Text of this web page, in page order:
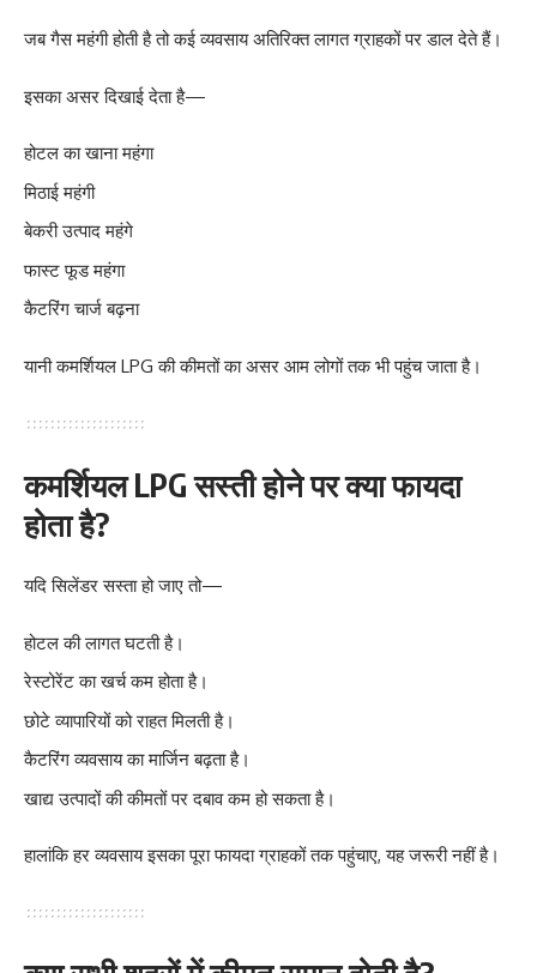
जब गैस महंगी होती है तो कई व्यवसाय अतिरिक्त लागत ग्राहकों पर डाल देते हैं।
इसका असर दिखाई देता है—
होटल का खाना महंगा
मिठाई महंगी
बेकरी उत्पाद महंगे
फास्ट फूड महंगा
कैटरिंग चार्ज बढ़ना
यानी कमर्शियल LPG की कीमतों का असर आम लोगों तक भी पहुंच जाता है।
कमर्शियल LPG सस्ती होने पर क्या फायदा
होता है?
यदि सिलेंडर सस्ता हो जाए तो—
होटल की लागत घटती है।
रेस्टोरेंट का खर्च कम होता है।
छोटे व्यापारियों को राहत मिलती है।
कैटरिंग व्यवसाय का मार्जिन बढ़ता है।
खाद्य उत्पादों की कीमतों पर दबाव कम हो सकता है।
हालांकि हर व्यवसाय इसका पूरा फायदा ग्राहकों तक पहुंचाए, यह जरूरी नहीं है।